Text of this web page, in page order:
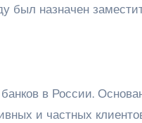
был назначен
в России.
и частных